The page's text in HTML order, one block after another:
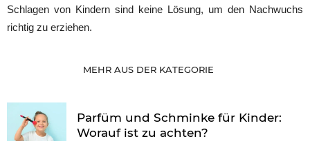
Schlagen von Kindern sind keine Lösung, um den Nachwuchs
richtig zu erziehen.
MEHR AUS DER KATEGORIE
Parfüm und Schminke für Kinder:
Worauf ist zu achten?